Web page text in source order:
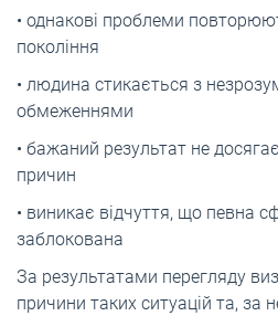
• однакові проблеми
покоління
• людина стикається з
обмеженнями
• бажаний результат не
причин
• виникає відчуття, що певна
заблокована
За результатами перегляду
причини таких ситуацій та, за